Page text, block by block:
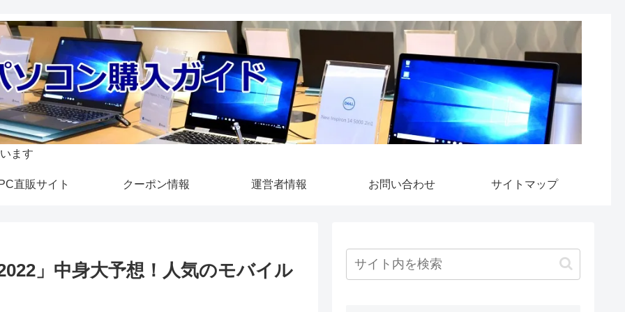
ます
直販サイト クーポン情報 運営者情報 お問い合わせ サイトマップ
」中身大予想！人気のモバイル